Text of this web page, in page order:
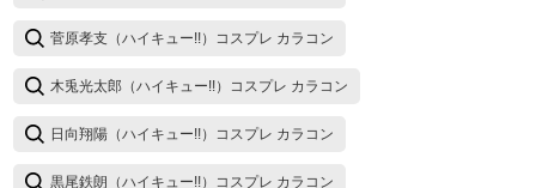
菅原孝支（ハイキュー!!）コスプレ カラコン
木兎光太郎（ハイキュー!!）コスプレ カラコン
日向翔陽（ハイキュー!!）コスプレ カラコン
黒尾鉄朗（ハイキュー!!）コスプレ カラコン